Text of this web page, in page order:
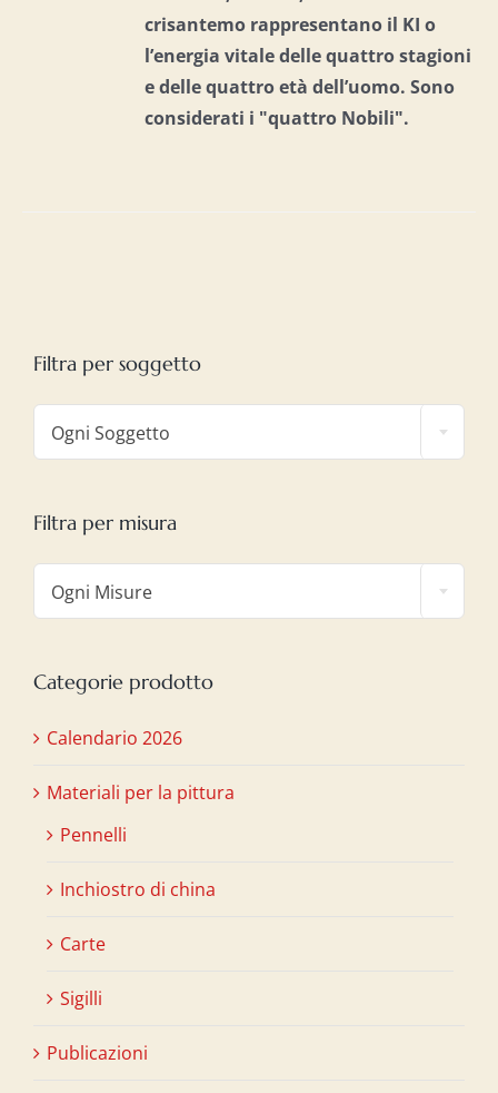
crisantemo rappresentano il KI o
l’energia vitale delle quattro stagioni
e delle quattro età dell’uomo. Sono
considerati i "quattro Nobili".
Filtra per soggetto
Ogni Soggetto
Filtra per misura
Ogni Misure
Categorie prodotto
Calendario 2026
Materiali per la pittura
Pennelli
Inchiostro di china
Carte
Sigilli
Publicazioni